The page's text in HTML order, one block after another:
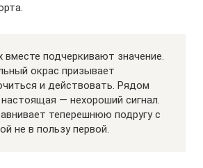
подчеркивают значение.
окрас призывает
и действовать. Рядом
— нехороший сигнал.
теперешнюю подругу с
не в пользу первой.